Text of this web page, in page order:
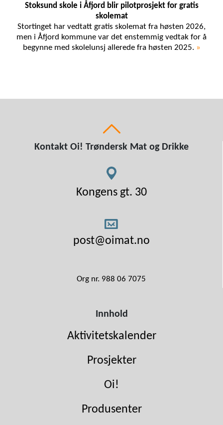
Stoksund skole i Åfjord blir pilotprosjekt for gratis
skolemat
Stortinget har vedtatt gratis skolemat fra høsten 2026,
men i Åfjord kommune var det enstemmig vedtak for å
begynne med skolelunsj allerede fra høsten 2025. »
Kontakt Oi! Trøndersk Mat og Drikke
Kongens gt. 30
post@oimat.no
Org nr. 988 06 7075
Innhold
Aktivitetskalender
Prosjekter
Oi!
Produsenter